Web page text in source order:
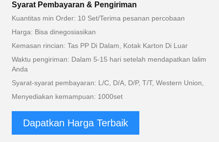
Syarat Pembayaran & Pengiriman
Kuantitas min Order: 10 Set/Terima pesanan percobaan
Harga: Bisa dinegosiasikan
Kemasan rincian: Tas PP Di Dalam, Kotak Karton Di Luar
Waktu pengiriman: Dalam 5-15 hari setelah mendapatkan lalim
Anda
Syarat-syarat pembayaran: L/C, D/A, D/P, T/T, Western Union,
Menyediakan kemampuan: 1000set
Dapatkan Harga Terbaik